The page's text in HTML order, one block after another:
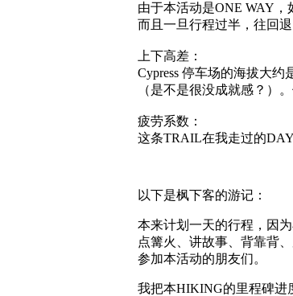
由于本活动是ONE WAY，
而且一旦行程过半，往回
上下高差：
Cypress 停车场的海拔大约
（是不是很没成就感？）
疲劳系数：
这条TRAIL在我走过的
以下是枫下客的游记：
本来计划一天的行程，因
点篝火、讲故事、背靠背
参加本活动的朋友们。
我把本HIKING的里程碑进